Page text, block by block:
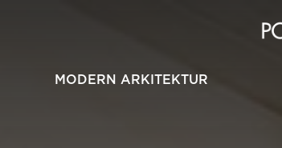
MODERN ARKITEKTUR